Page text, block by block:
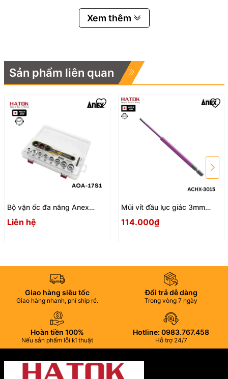
Xem thêm
Sản phẩm liên quan
Bộ vặn ốc đa năng Anex
AOA-17S1 Nhật Bản
Liên hệ
Mũi vít đầu lục giác 3mm
114.000₫
Giao hàng siêu tốc
Giao hàng nhanh, phí ship rẻ.
Đổi trả dễ dàng
Trong vòng 7 ngày
Hoàn tiền 100%
Nếu sản phẩm lỗi kĩ thuật
Hotline: 0983.767.458
Hỗ trợ 24/7